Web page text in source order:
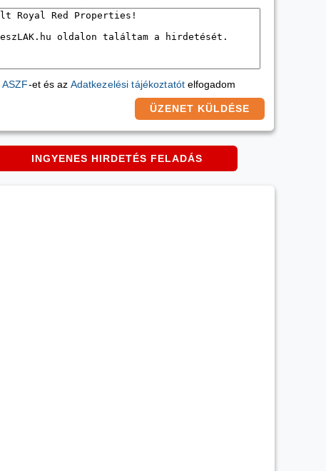
ASZF-et és az Adatkezelési tájékoztatót elfogadom
ÜZENET KÜLDÉSE
INGYENES HIRDETÉS FELADÁS